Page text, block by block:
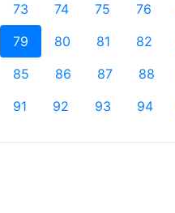
73
74 75 76
79
80 81 82
85
86 87 88
91
92 93 94